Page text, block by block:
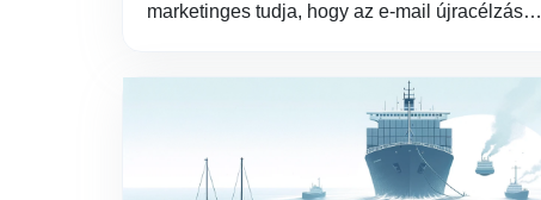
marketinges tudja, hogy az e-mail újracélzás…